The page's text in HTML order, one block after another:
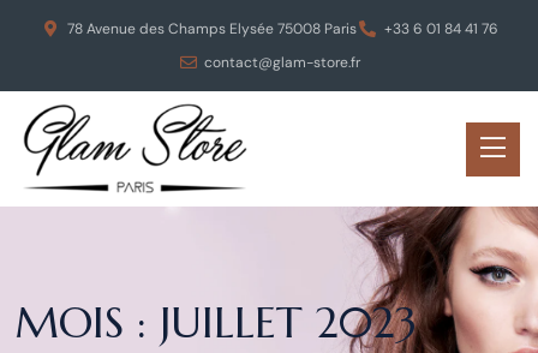
78 Avenue des Champs Elysée 75008 Paris
+33 6 01 84 41 76
contact@glam-store.fr
MOIS : JUILLET 2023